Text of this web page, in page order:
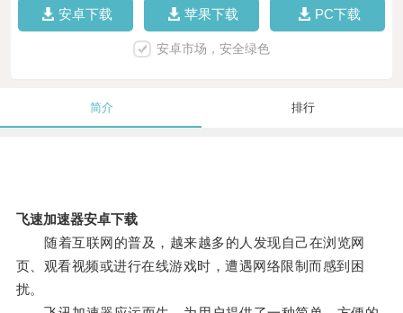
安卓下载 苹果下载 PC下载
安卓市场，安全绿色
简介 排行
飞速加速器安卓下载
随着互联网的普及，越来越多的人发现自己在浏览网
页、观看视频或进行在线游戏时，遭遇网络限制而感到困
扰。